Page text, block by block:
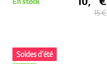
15 €
Soldes d’été